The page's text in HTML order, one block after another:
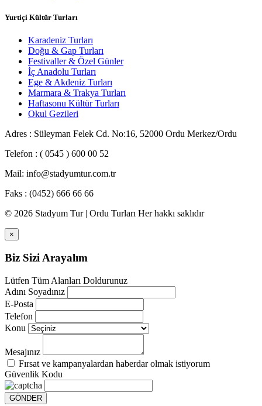
Yurtiçi Kültür Turları
Karadeniz Turları
Doğu & Gap Turları
Festivaller & Özel Günler
İç Anadolu Turları
Ege & Akdeniz Turları
Marmara & Trakya Turları
Haftasonu Kültür Turları
Okul Gezileri
Adres : Süleyman Felek Cd. No:16, 52000 Ordu Merkez/Ordu
Telefon : ( 0545 ) 600 00 52
Mail: info@stadyumtur.com.tr
Faks : (0452) 666 66 66
© 2026 Stadyum Tur | Ordu Turları Her hakkı saklıdır
×
Biz Sizi Arayalım
Lütfen Tüm Alanları Doldurunuz
Adını Soyadınız
E-Posta
Telefon
Konu
Mesajınız
Fırsat ve kampanyalardan haberdar olmak istiyorum
Güvenlik Kodu
GÖNDER